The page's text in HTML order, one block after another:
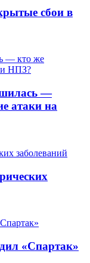
сбои в
—
атаки на
«Спартак»